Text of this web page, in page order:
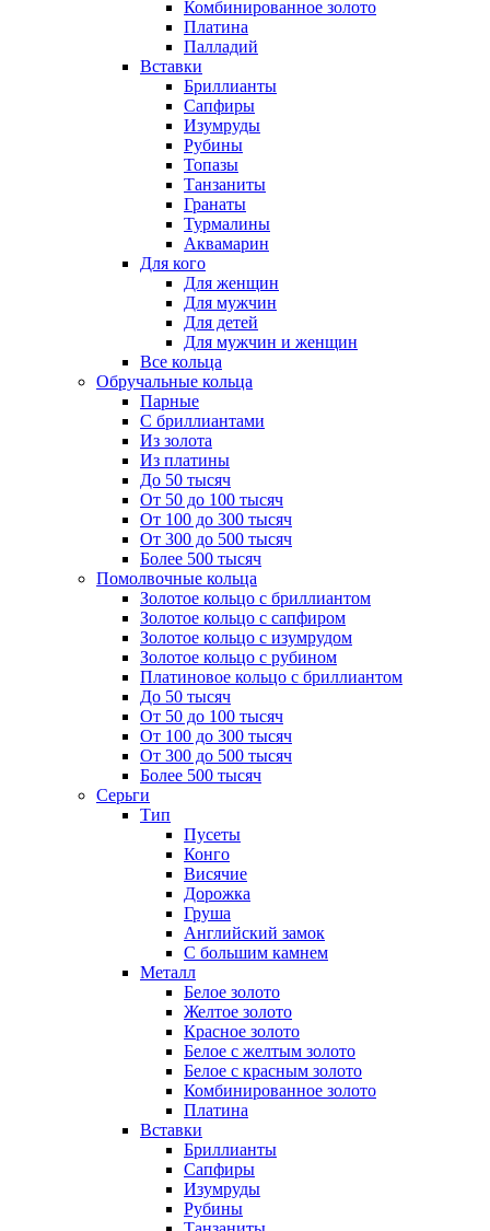
Комбинированное золото
Платина
Палладий
Вставки
Бриллианты
Сапфиры
Изумруды
Рубины
Топазы
Танзаниты
Гранаты
Турмалины
Аквамарин
Для кого
Для женщин
Для мужчин
Для детей
Для мужчин и женщин
Все кольца
Обручальные кольца
Парные
С бриллиантами
Из золота
Из платины
До 50 тысяч
От 50 до 100 тысяч
От 100 до 300 тысяч
От 300 до 500 тысяч
Более 500 тысяч
Помолвочные кольца
Золотое кольцо с бриллиантом
Золотое кольцо с сапфиром
Золотое кольцо с изумрудом
Золотое кольцо с рубином
Платиновое кольцо с бриллиантом
До 50 тысяч
От 50 до 100 тысяч
От 100 до 300 тысяч
От 300 до 500 тысяч
Более 500 тысяч
Серьги
Тип
Пусеты
Конго
Висячие
Дорожка
Груша
Английский замок
С большим камнем
Металл
Белое золото
Желтое золото
Красное золото
Белое с желтым золото
Белое с красным золото
Комбинированное золото
Платина
Вставки
Бриллианты
Сапфиры
Изумруды
Рубины